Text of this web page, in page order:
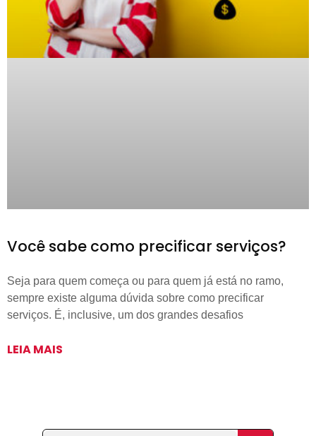
Você sabe como precificar serviços?
Seja para quem começa ou para quem já está no ramo,
sempre existe alguma dúvida sobre como precificar
serviços. É, inclusive, um dos grandes desafios
LEIA MAIS